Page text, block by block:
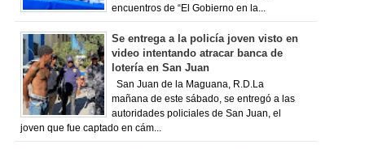
encuentros de “El Gobierno en la...
Se entrega a la policía joven visto en
video intentando atracar banca de
lotería en San Juan
San Juan de la Maguana, R.D.La
mañana de este sábado, se entregó a las
autoridades policiales de San Juan, el
joven que fue captado en cám...